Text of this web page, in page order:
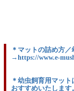
＊マットの詰め方
→https://www.e-
＊幼虫飼育用マッ
おすすめいたします